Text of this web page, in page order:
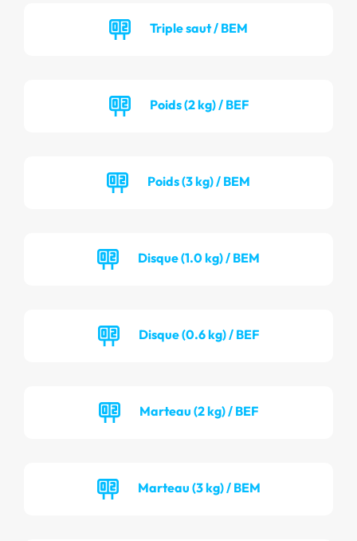
Triple saut / BEM
Poids (2 kg) / BEF
Poids (3 kg) / BEM
Disque (1.0 kg) / BEM
Disque (0.6 kg) / BEF
Marteau (2 kg) / BEF
Marteau (3 kg) / BEM